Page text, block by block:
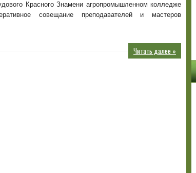
Красного Знамени агропромышленном колледже
совещание преподавателей и мастеров
Читать далее »